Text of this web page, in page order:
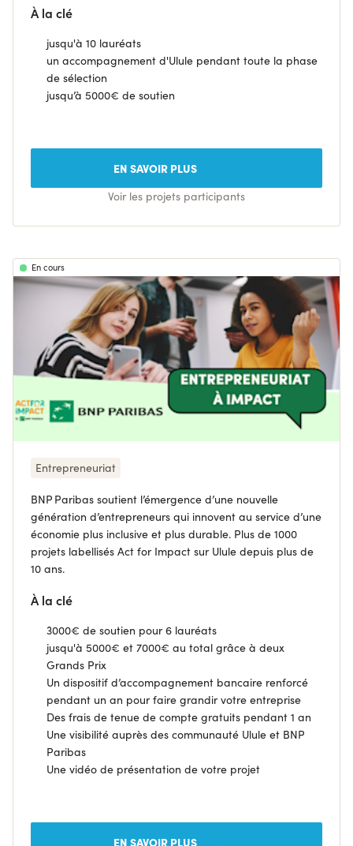
À la clé
jusqu'à 10 lauréats
un accompagnement d'Ulule pendant toute la phase
de sélection
jusqu’à 5000€ de soutien
EN SAVOIR PLUS
Voir les projets participants
En cours
Entrepreneuriat
BNP Paribas soutient l’émergence d’une nouvelle
génération d’entrepreneurs qui innovent au service d’une
économie plus inclusive et plus durable. Plus de 1000
projets labellisés Act for Impact sur Ulule depuis plus de
10 ans.
À la clé
3000€ de soutien pour 6 lauréats
jusqu'à 5000€ et 7000€ au total grâce à deux
Grands Prix
Un dispositif d’accompagnement bancaire renforcé
pendant un an pour faire grandir votre entreprise
Des frais de tenue de compte gratuits pendant 1 an
Une visibilité auprès des communauté Ulule et BNP
Paribas
Une vidéo de présentation de votre projet
EN SAVOIR PLUS